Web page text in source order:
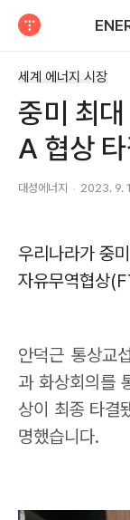
세계 에너지 시장
중미 최
A 협상 타
대성에너지 2023. 9.
우리나라가 중
자유무역협상
안덕근 통상교
과 화상회의를
상이 최종 타결
명했습니다.